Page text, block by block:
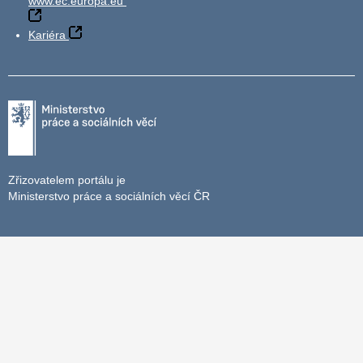
Kariéra
Zřizovatelem portálu je
Ministerstvo práce a sociálních věcí ČR